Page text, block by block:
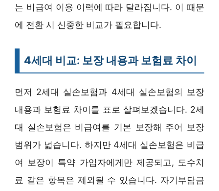
는 비급여 이용 이력에 따라 달라집니다. 이 때문
에 전환 시 신중한 비교가 필요합니다.
4세대 비교: 보장 내용과 보험료 차이
먼저 2세대 실손보험과 4세대 실손보험의 보장
내용과 보험료 차이를 표로 살펴보겠습니다. 2세
대 실손보험은 비급여를 기본 보장해 주어 보장
범위가 넓습니다. 하지만 4세대 실손보험은 비급
여 보장이 특약 가입자에게만 제공되고, 도수치
료 같은 항목은 제외될 수 있습니다. 자기부담금